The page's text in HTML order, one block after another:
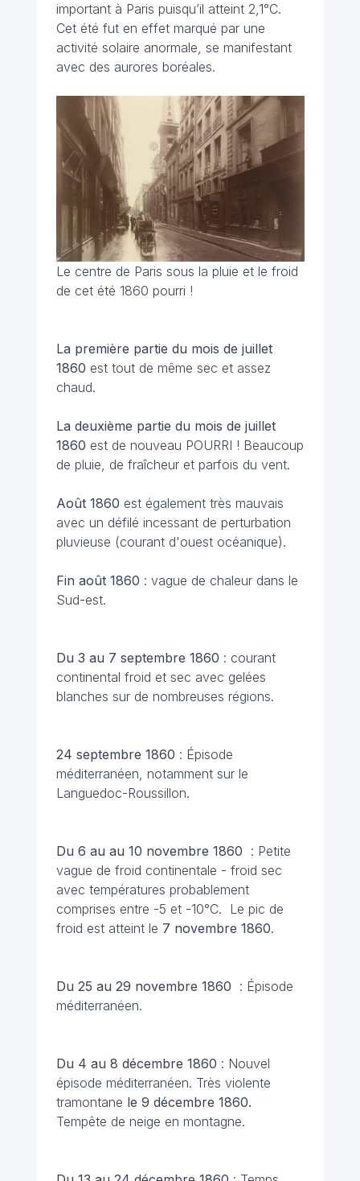
important à Paris puisqu’il atteint 2,1°C.
Cet été fut en effet marqué par une
activité solaire anormale, se manifestant
avec des aurores boréales.
Le centre de Paris sous la pluie et le froid
de cet été 1860 pourri !
La première partie du mois de juillet
1860 est tout de même sec et assez
chaud.
La deuxième partie du mois de juillet
1860 est de nouveau POURRI ! Beaucoup
de pluie, de fraîcheur et parfois du vent.
Août 1860 est également très mauvais
avec un défilé incessant de perturbation
pluvieuse (courant d'ouest océanique).
Fin août 1860 : vague de chaleur dans le
Sud-est.
Du 3 au 7 septembre 1860 : courant
continental froid et sec avec gelées
blanches sur de nombreuses régions.
24 septembre 1860 : Épisode
méditerranéen, notamment sur le
Languedoc-Roussillon.
Du 6 au au 10 novembre 1860 : Petite
vague de froid continentale - froid sec
avec températures probablement
comprises entre -5 et -10°C. Le pic de
froid est atteint le 7 novembre 1860.
Du 25 au 29 novembre 1860 : Épisode
méditerranéen.
Du 4 au 8 décembre 1860 : Nouvel
épisode méditerranéen. Très violente
tramontane le 9 décembre 1860.
Tempête de neige en montagne.